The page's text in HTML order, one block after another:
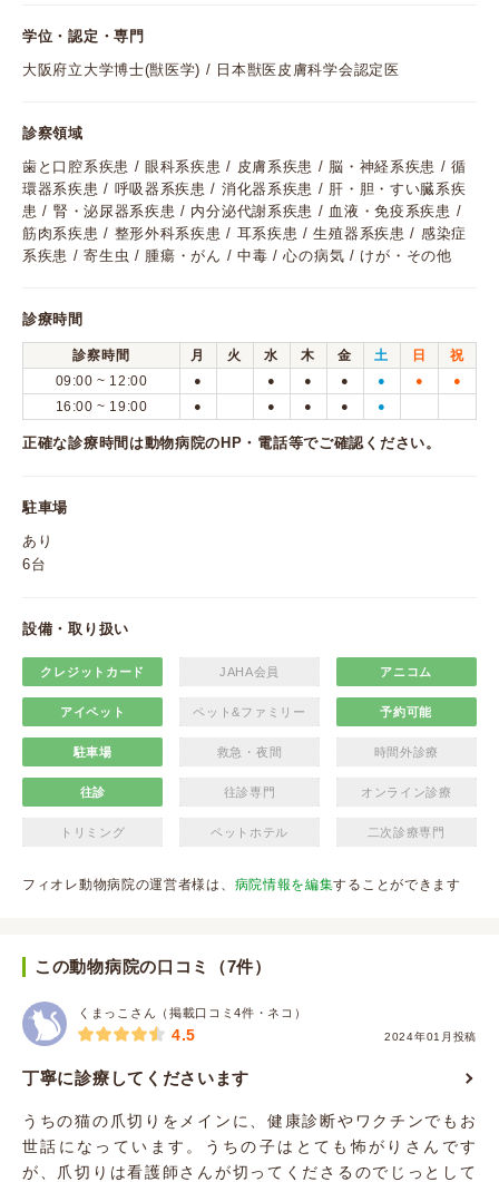
学位・認定・専門
大阪府立大学博士(獣医学) / 日本獣医皮膚科学会認定医
診察領域
歯と口腔系疾患 / 眼科系疾患 / 皮膚系疾患 / 脳・神経系疾患 / 循
環器系疾患 / 呼吸器系疾患 / 消化器系疾患 / 肝・胆・すい臓系疾
患 / 腎・泌尿器系疾患 / 内分泌代謝系疾患 / 血液・免疫系疾患 /
筋肉系疾患 / 整形外科系疾患 / 耳系疾患 / 生殖器系疾患 / 感染症
系疾患 / 寄生虫 / 腫瘍・がん / 中毒 / 心の病気 / けが・その他
診療時間
診察時間 月 火 水 木 金 土 日
祝
09:00 ~ 12:00
● ● ● ● ● ● ●
16:00 ~ 19:00 ● ● ● ● ●
正確な診療時間は動物病院のHP・電話等でご確認ください。
駐車場
あり
6台
設備・取り扱い
クレジットカード JAHA会員 アニコム
アイペット ペット&ファミリー 予約可能
駐車場 救急・夜間 時間外診療
往診 往診専門 オンライン診療
トリミング ペットホテル 二次診療専門
フィオレ動物病院の運営者様は、 病院情報を編集することができます
この動物病院の口コミ（7件）
くまっこさん（掲載口コミ4件・ネコ）
2024年01月投稿
4.5
丁寧に診療してくださいます
うちの猫の爪切りをメインに、健康診断やワクチンでもお
世話になっています。うちの子はとても怖がりさんです
が、爪切りは看護師さんが切ってくださるのでじっとして